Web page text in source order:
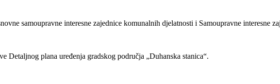
samoupravne interesne zajednice komunalnih djelatnosti i Samoupravne interesne
plana uređenja gradskog područja „Duhanska stanica“.